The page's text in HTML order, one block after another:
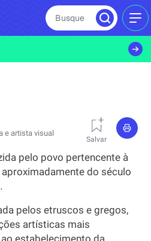
Busque
e artista visual
Salvar
pelo povo pertencente à
do século
pelos etruscos e gregos,
artísticas mais